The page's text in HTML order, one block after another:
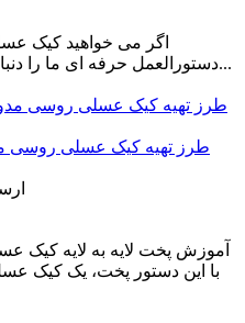
اگر می خواهید کیک
دستورالعمل حرفه ای ما را دنبال کنید. یک کیک سالم و ارگانیک را...
طرز تهیه کیک عسلی روسی
آموزش پخت لایه به لایه کیک
با این دستور پخت، یک کیک